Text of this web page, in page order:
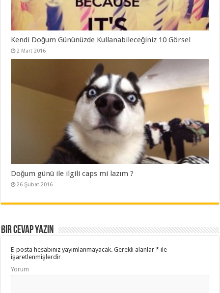
Kendi Doğum Gününüzde Kullanabileceğiniz 10 Görsel
2 Mart 2016
Doğum günü ile ilgili caps mi lazım ?
26 Şubat 2016
Bir cevap yazın
E-posta hesabınız yayımlanmayacak. Gerekli alanlar* ile
işaretlenmişlerdir
Yorum